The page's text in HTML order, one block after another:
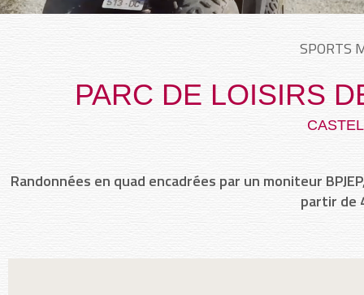
SPORTS
PARC DE LOISIRS
Randonnées en quad encadrées par un moniteur
partir de